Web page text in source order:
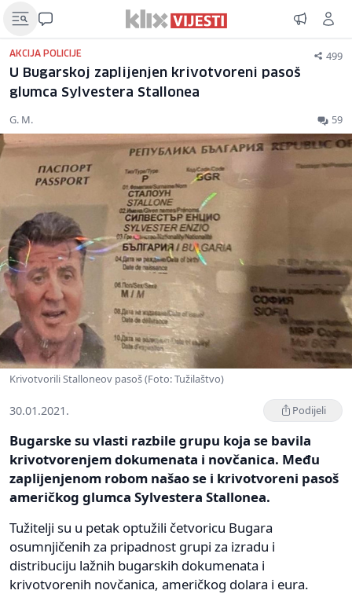
AKCIJA POLICIJE 499
U Bugarskoj zaplijenjen krivotvoreni pasoš
glumca Sylvestera Stallonea
G. M. 59
Krivotvorili Stalloneov pasoš (Foto: Tužilaštvo)
30.01.2021. Podijeli
Bugarske su vlasti razbile grupu koja se bavila
krivotvorenjem dokumenata i novčanica. Među
zaplijenjenom robom našao se i krivotvoreni pasoš
američkog glumca Sylvestera Stallonea.
Tužitelji su u petak optužili četvoricu Bugara
osumnjičenih za pripadnost grupi za izradu i
distribuciju lažnih bugarskih dokumenata i
krivotvorenih novčanica, američkog dolara i eura.